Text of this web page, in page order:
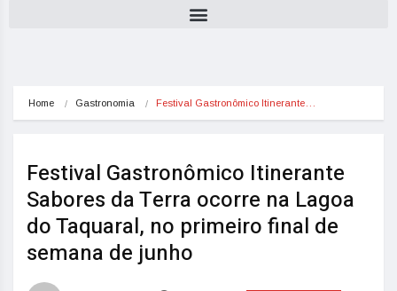
Home Gastronomia Festival Gastronômico Itinerante…
Festival Gastronômico Itinerante
Sabores da Terra ocorre na Lagoa
do Taquaral, no primeiro final de
semana de junho